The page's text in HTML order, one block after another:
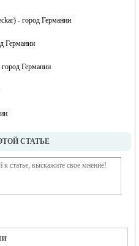
- город Германии
Германии
Германии
СТАТЬЕ